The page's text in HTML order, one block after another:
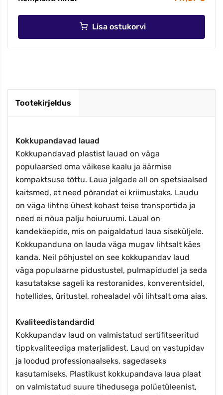
Lisa ostukorvi
Tootekirjeldus
Kokkupandavad lauad
Kokkupandavad plastist lauad on väga
populaarsed oma väikese kaalu ja äärmise
kompaktsuse tõttu. Laua jalgade all on spetsiaalsed
kaitsmed, et need põrandat ei kriimustaks. Laudu
on väga lihtne ühest kohast teise transportida ja
need ei nõua palju hoiuruumi. Laual on
kandekäepide, mis on paigaldatud laua siseküljele.
Kokkupanduna on lauda väga mugav lihtsalt käes
kanda. Neil põhjustel on see kokkupandav laud
väga populaarne pidustustel, pulmapidudel ja seda
kasutatakse sageli ka restoranides, konverentsidel,
hotellides, üritustel, rohealadel või lihtsalt oma aias.
Kvaliteedistandardid
Kokkupandav laud on valmistatud sertifitseeritud
tippkvaliteediga materjalidest. Laud on vastupidav
ja loodud professionaalseks, sagedaseks
kasutamiseks. Plastikust kokkupandava laua plaat
on valmistatud suure tihedusega polüetüleenist,